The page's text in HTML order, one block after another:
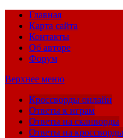
Главная
Карта сайта
Контакты
Об авторе
Форум
Верхнее меню
Кроссворды онлайн
Ответы к играм
Ответы на сканворды
Ответы на кроссворды